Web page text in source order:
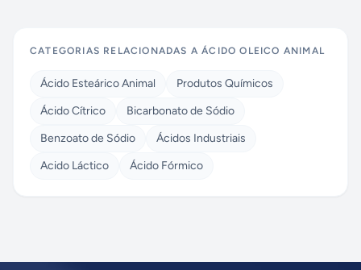
CATEGORIAS RELACIONADAS AÁCIDO OLEICO ANIMAL
Ácido Esteárico Animal
Produtos Químicos
Ácido Cítrico
Bicarbonato de Sódio
Benzoato de Sódio
Ácidos Industriais
Acido Láctico
Ácido Fórmico